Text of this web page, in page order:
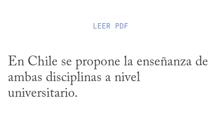
LEER PDF
En Chile se propone la enseñanza de
ambas disciplinas a nivel
universitario.